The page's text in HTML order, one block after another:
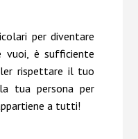
per diventare
vuoi, è sufficiente
rispettare il tuo
tua persona per
a tutti!